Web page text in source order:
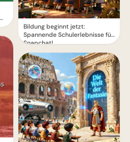
Bildung beginnt jetzt:
Spannende Schulerlebnisse für
Snapchat!